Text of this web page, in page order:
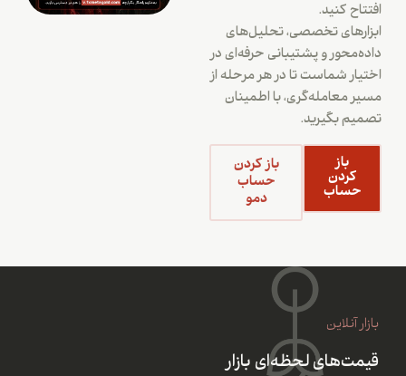
افتتاح کنید.
ابزارهای تخصصی، تحلیل‌های
داده‌محور و پشتیبانی حرفه‌ای در
اختیار شماست تا در هر مرحله از
مسیر معامله‌گری، با اطمینان
تصمیم بگیرید.
باز
کردن
حساب
باز کردن
حساب
دمو
بازار آنلاین
قیمت‌های لحظه‌ای بازار